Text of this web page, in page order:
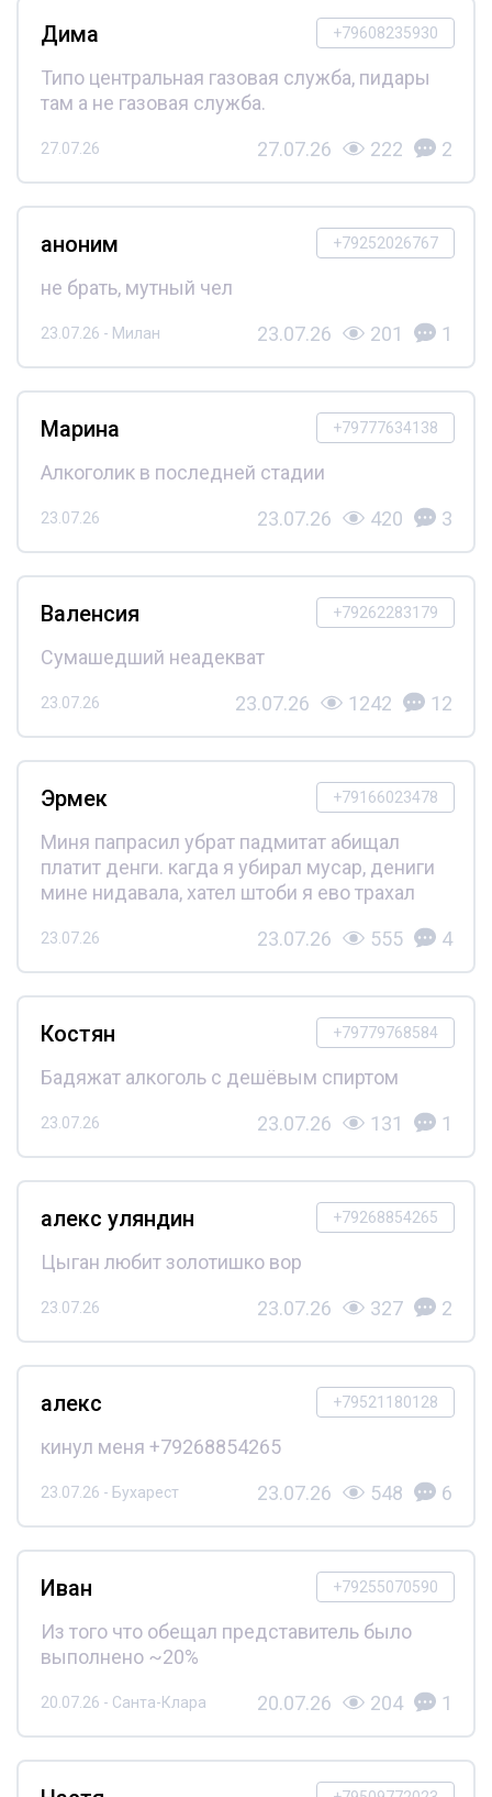
+79608235930
Дима
Типо центральная газовая служба, пидары
там а не газовая служба.
27.07.26 27.07.26 222 2
+79252026767
аноним
не брать, мутный чел
23.07.26 - Милан 23.07.26 201 1
+79777634138
Марина
Алкоголик в последней стадии
23.07.26 23.07.26 420 3
+79262283179
Валенсия
Сумашедший неадекват
23.07.26 23.07.26 1242 12
+79166023478
Эрмек
Миня папрасил убрат падмитат абищал
платит денги. кагда я убирал мусар, дениги
мине нидавала, хател штоби я ево трахал
23.07.26 23.07.26 555 4
+79779768584
Костян
Бадяжат алкоголь с дешёвым спиртом
23.07.26 23.07.26 131 1
+79268854265
алекс уляндин
Цыган любит золотишко вор
23.07.26 23.07.26 327 2
+79521180128
алекс
кинул меня +79268854265
23.07.26 - Бухарест 23.07.26 548 6
+79255070590
Иван
Из того что обещал представитель было
выполнено ~20%
20.07.26 - Санта-Клара 20.07.26 204 1